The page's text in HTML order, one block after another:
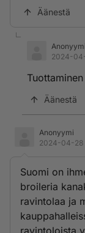
Äänestä
Anonyymi
2024-
Äänestä
Anonyymi
2024-04-28
Suomi on
broileria
ravintolaa ja
ravintoloista